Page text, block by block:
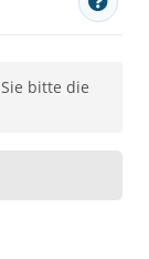
bitte die